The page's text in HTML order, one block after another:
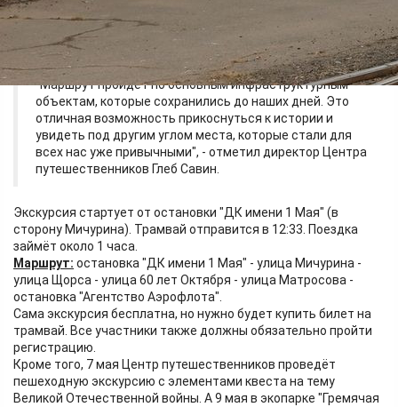
Экскурсоводом станет сотрудник Центра путешественников.
Он расскажет историю беспримерного подвига и
героического труда красноярцев. В частности, участники
трамвайной экскурсии услышат историю завода "Красмаш".
"Маршрут пройдёт по основным инфраструктурным
объектам, которые сохранились до наших дней. Это
отличная возможность прикоснуться к истории и
увидеть под другим углом места, которые стали для
всех нас уже привычными", - отметил директор Центра
путешественников Глеб Савин.
Экскурсия стартует от остановки "ДК имени 1 Мая" (в
сторону Мичурина). Трамвай отправится в 12:33. Поездка
займёт около 1 часа.
Маршрут: остановка "ДК имени 1 Мая" - улица Мичурина -
улица Щорса - улица 60 лет Октября - улица Матросова -
остановка "Агентство Аэрофлота".
Сама экскурсия бесплатна, но нужно будет купить билет на
трамвай. Все участники также должны обязательно пройти
регистрацию.
Кроме того, 7 мая Центр путешественников проведёт
пешеходную экскурсию с элементами квеста на тему
Великой Отечественной войны. А 9 мая в экопарке "Гремячая